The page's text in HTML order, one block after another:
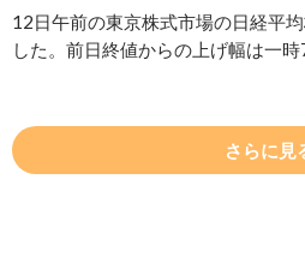
12日午前の東京株式市場の日経平
した。前日終値からの上げ幅は一
さらに見